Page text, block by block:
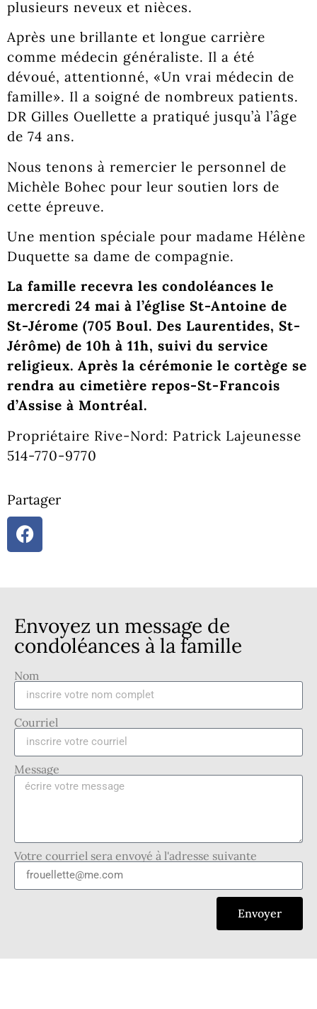
plusieurs neveux et nièces.
Après une brillante et longue carrière
comme médecin généraliste. Il a été
dévoué, attentionné, «Un vrai médecin de
famille». Il a soigné de nombreux patients.
DR Gilles Ouellette a pratiqué jusqu’à l’âge
de 74 ans.
Nous tenons à remercier le personnel de
Michèle Bohec pour leur soutien lors de
cette épreuve.
Une mention spéciale pour madame Hélène
Duquette sa dame de compagnie.
La famille recevra les condoléances le
mercredi 24 mai à l’église St-Antoine de
St-Jérome (705 Boul. Des Laurentides, St-
Jérôme) de 10h à 11h, suivi du service
religieux. Après la cérémonie le cortège se
rendra au cimetière repos-St-Francois
d’Assise à Montréal.
Propriétaire Rive-Nord: Patrick Lajeunesse
514-770-9770
Partager
Envoyez un message de
condoléances à la famille
Nom
Courriel
Message
Votre courriel sera envoyé à l'adresse suivante
Envoyer